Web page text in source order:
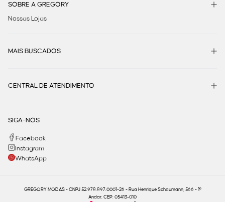
SOBRE A GREGORY
Nossas Lojas
MAIS BUSCADOS
CENTRAL DE ATENDIMENTO
SIGA-NOS
Facebook
Instagram
WhatsApp
GREGORY MODAS - CNPJ 52.978.897.0001-26 - Rua Henrique Schaumann, 566 - 1º
Andar, CEP: 05413-010